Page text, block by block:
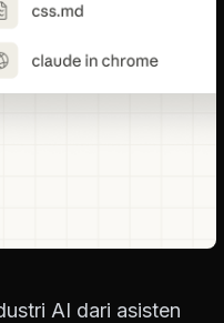
AI dari asisten